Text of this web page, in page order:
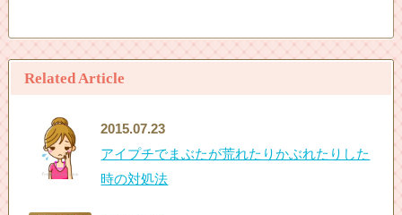
Related Article
2015.07.23
アイプチでまぶたが荒れたりかぶれたりした
時の対処法